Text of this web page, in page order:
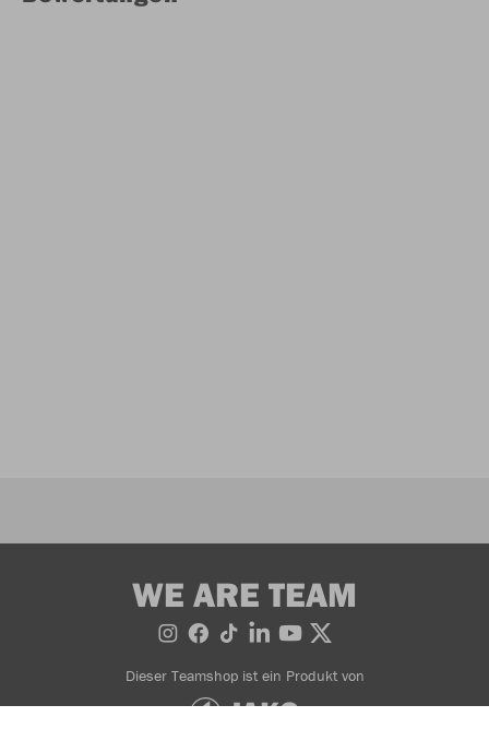
WE ARE TEAM
Dieser Teamshop ist ein Produkt von